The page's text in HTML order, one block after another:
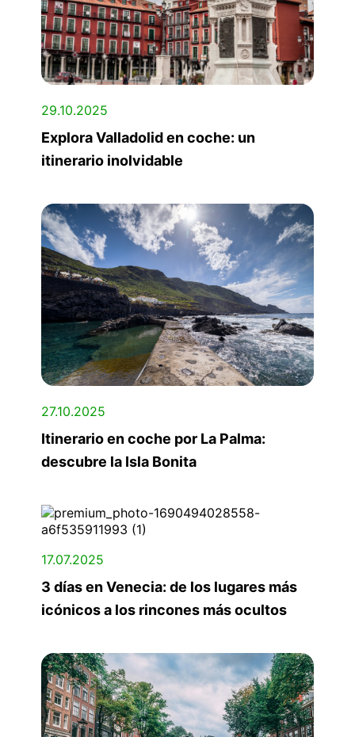
29.10.2025
Explora Valladolid en coche: un
itinerario inolvidable
27.10.2025
Itinerario en coche por La Palma:
descubre la Isla Bonita
17.07.2025
3 días en Venecia: de los lugares más
icónicos a los rincones más ocultos